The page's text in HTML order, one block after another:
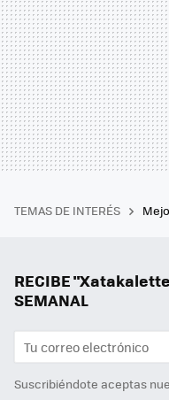
TEMAS DE INTERÉS
RECIBE
SEMANAL
Suscribiéndote aceptas